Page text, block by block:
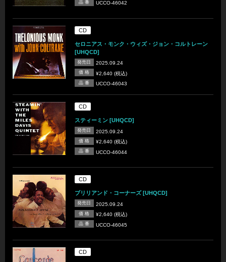
品 番 UCCO-46042
CD
セロニアス・モンク・ウィズ・ジョン・コルトレーン
[UHQCD]
発売日 2025.09.24
価 格 ¥2,640 (税込)
品 番 UCCO-46043
CD
スティーミン [UHQCD]
発売日 2025.09.24
価 格 ¥2,640 (税込)
品 番 UCCO-46044
CD
ブリリアンド・コーナーズ [UHQCD]
発売日 2025.09.24
価 格 ¥2,640 (税込)
品 番 UCCO-46045
CD